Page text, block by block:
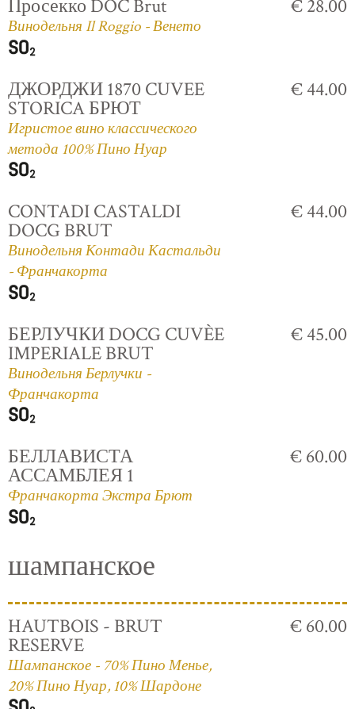
Просекко DOC Brut
Винодельня Il Roggio - Венето
€ 28.00
ДЖОРДЖИ 1870 CUVEE
STORICA БРЮТ
Игристое вино классического
метода 100% Пино Нуар
€ 44.00
CONTADI CASTALDI
DOCG BRUT
Винодельня Контади Кастальди
- Франчакорта
€ 44.00
БЕРЛУЧКИ DOCG CUVÈE
IMPERIALE BRUT
Винодельня Берлучки -
Франчакорта
€ 45.00
БЕЛЛАВИСТА
АССАМБЛЕЯ 1
Франчакорта Экстра Брют
€ 60.00
шампанское
HAUTBOIS - BRUT
RESERVE
Шампанское - 70% Пино Менье,
20% Пино Нуар, 10% Шардоне
€ 60.00